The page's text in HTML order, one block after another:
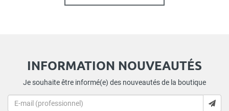
INFORMATION NOUVEAUTÉS
Je souhaite être informé(e) des nouveautés de la boutique